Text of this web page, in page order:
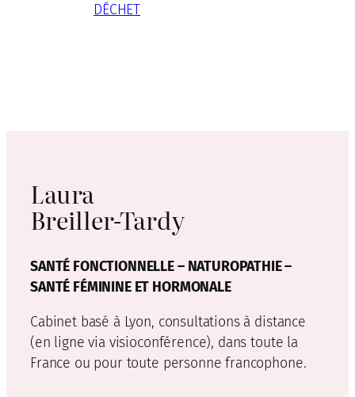
DÉCHET
Laura
Breiller-Tardy
SANTÉ FONCTIONNELLE – NATUROPATHIE –
SANTÉ FÉMININE ET HORMONALE
Cabinet basé à Lyon, consultations à distance
(en ligne via visioconférence), dans toute la
France ou pour toute personne francophone.